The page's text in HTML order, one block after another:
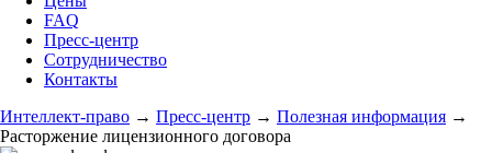
FAQ
Пресс-центр
Сотрудничество
Контакты
Интеллект-право → Пресс-центр → Полезная информация →
Расторжение лицензионного договора